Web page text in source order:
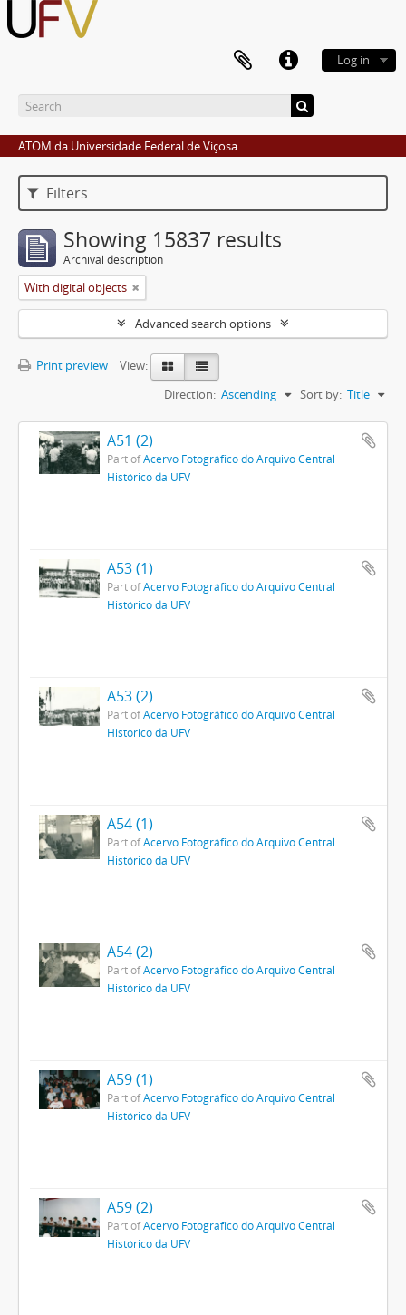
Log in
ATOM da Universidade Federal de Viçosa
Filters
Showing 15837 results
Archival description
With digital objects
Advanced search options
Print preview
View:
Sort by: Title
Direction: Ascending
A51 (2)
Part ofAcervo Fotográfico do Arquivo Central
Histórico da UFV
A53 (1)
Part ofAcervo Fotográfico do Arquivo Central
Histórico da UFV
A53 (2)
Part ofAcervo Fotográfico do Arquivo Central
Histórico da UFV
A54 (1)
Part ofAcervo Fotográfico do Arquivo Central
Histórico da UFV
A54 (2)
Part ofAcervo Fotográfico do Arquivo Central
Histórico da UFV
A59 (1)
Part ofAcervo Fotográfico do Arquivo Central
Histórico da UFV
A59 (2)
Part ofAcervo Fotográfico do Arquivo Central
Histórico da UFV